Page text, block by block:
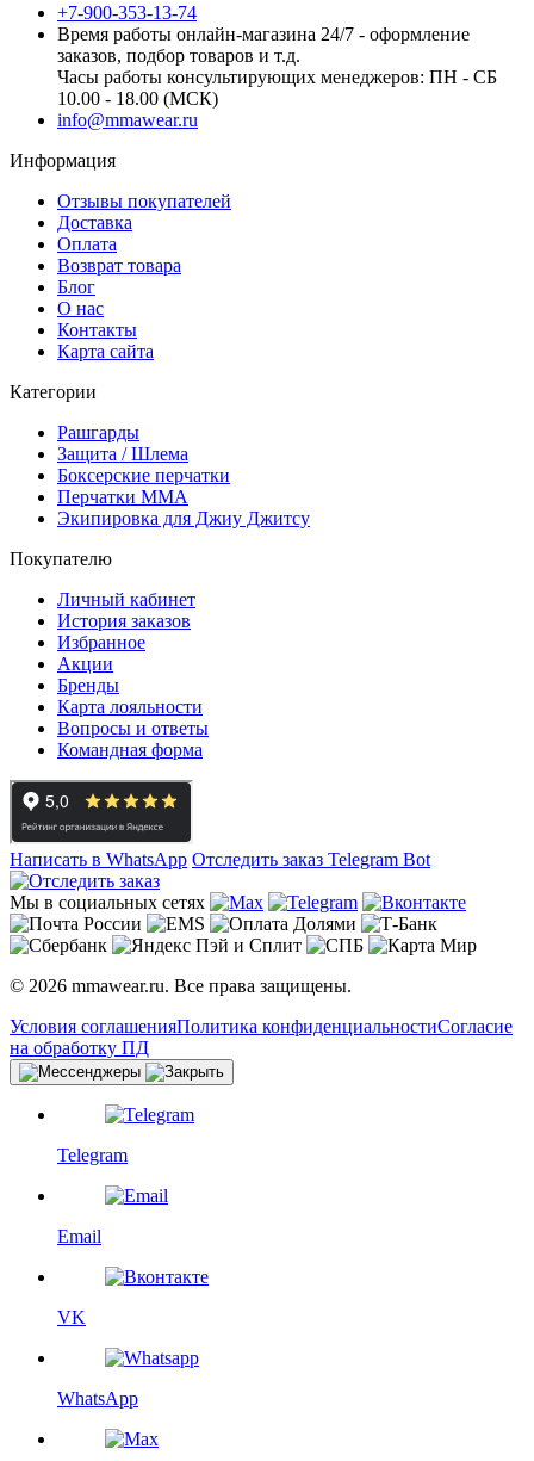
+7-900-353-13-74
Время работы онлайн-магазина 24/7 - оформление
заказов, подбор товаров и т.д.
Часы работы консультирующих менеджеров: ПН - СБ
10.00 - 18.00 (МСК)
info@mmawear.ru
Информация
Отзывы покупателей
Доставка
Оплата
Возврат товара
Блог
О нас
Контакты
Карта сайта
Категории
Рашгарды
Защита / Шлема
Боксерские перчатки
Перчатки ММА
Экипировка для Джиу Джитсу
Покупателю
Личный кабинет
История заказов
Избранное
Акции
Бренды
Карта лояльности
Вопросы и ответы
Командная форма
Написать в WhatsApp Отследить заказ Telegram Bot
Мы в социальных сетях
© 2026 mmawear.ru. Все права защищены.
Условия соглашенияПолитика конфиденциальностиСогласие
на обработку ПД
Telegram
Email
VK
WhatsApp